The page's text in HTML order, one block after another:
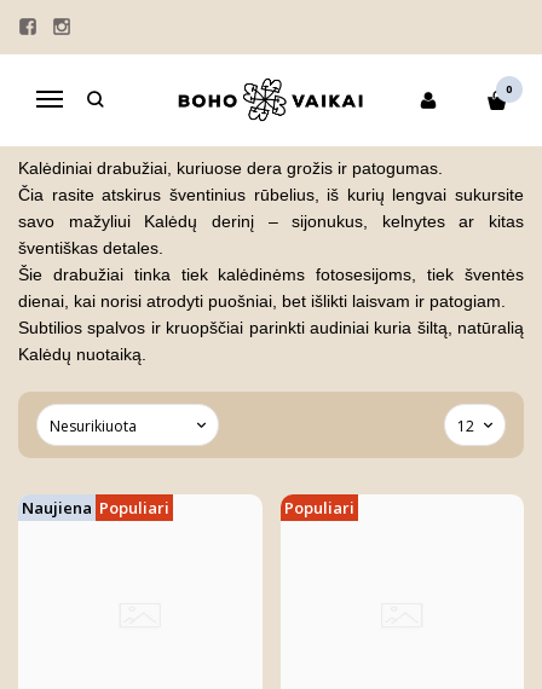
Navigacija
0
KALĖDINIAI RŪBELIAI
"VARDO ISTORIJA"
KALĖDINIAI RŪBELIAI
Kalėdiniai drabužiai, kuriuose dera grožis ir patogumas.
Čia rasite atskirus šventinius rūbelius, iš kurių lengvai sukursite
savo mažyliui Kalėdų derinį – sijonukus, kelnytes ar kitas
šventiškas detales.
Šie drabužiai tinka tiek kalėdinėms fotosesijoms, tiek šventės
dienai, kai norisi atrodyti puošniai, bet išlikti laisvam ir patogiam.
Subtilios spalvos ir kruopščiai parinkti audiniai kuria šiltą, natūralią
Kalėdų nuotaiką.
Naujiena Populiari Populiari